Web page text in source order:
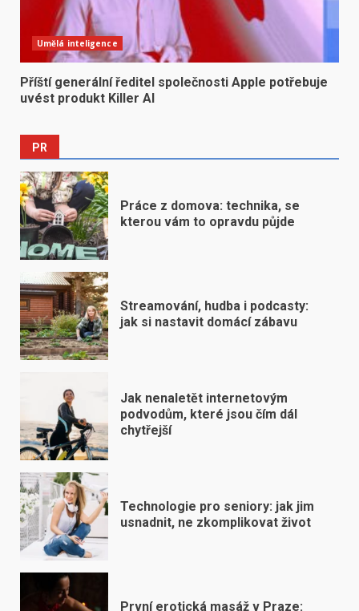
Umělá inteligence
Příští generální ředitel společnosti Apple potřebuje
uvést produkt Killer AI
PR
Práce z domova: technika, se
kterou vám to opravdu půjde
Streamování, hudba i podcasty:
jak si nastavit domácí zábavu
Jak nenaletět internetovým
podvodům, které jsou čím dál
chytřejší
Technologie pro seniory: jak jim
usnadnit, ne zkomplikovat život
První erotická masáž v Praze: